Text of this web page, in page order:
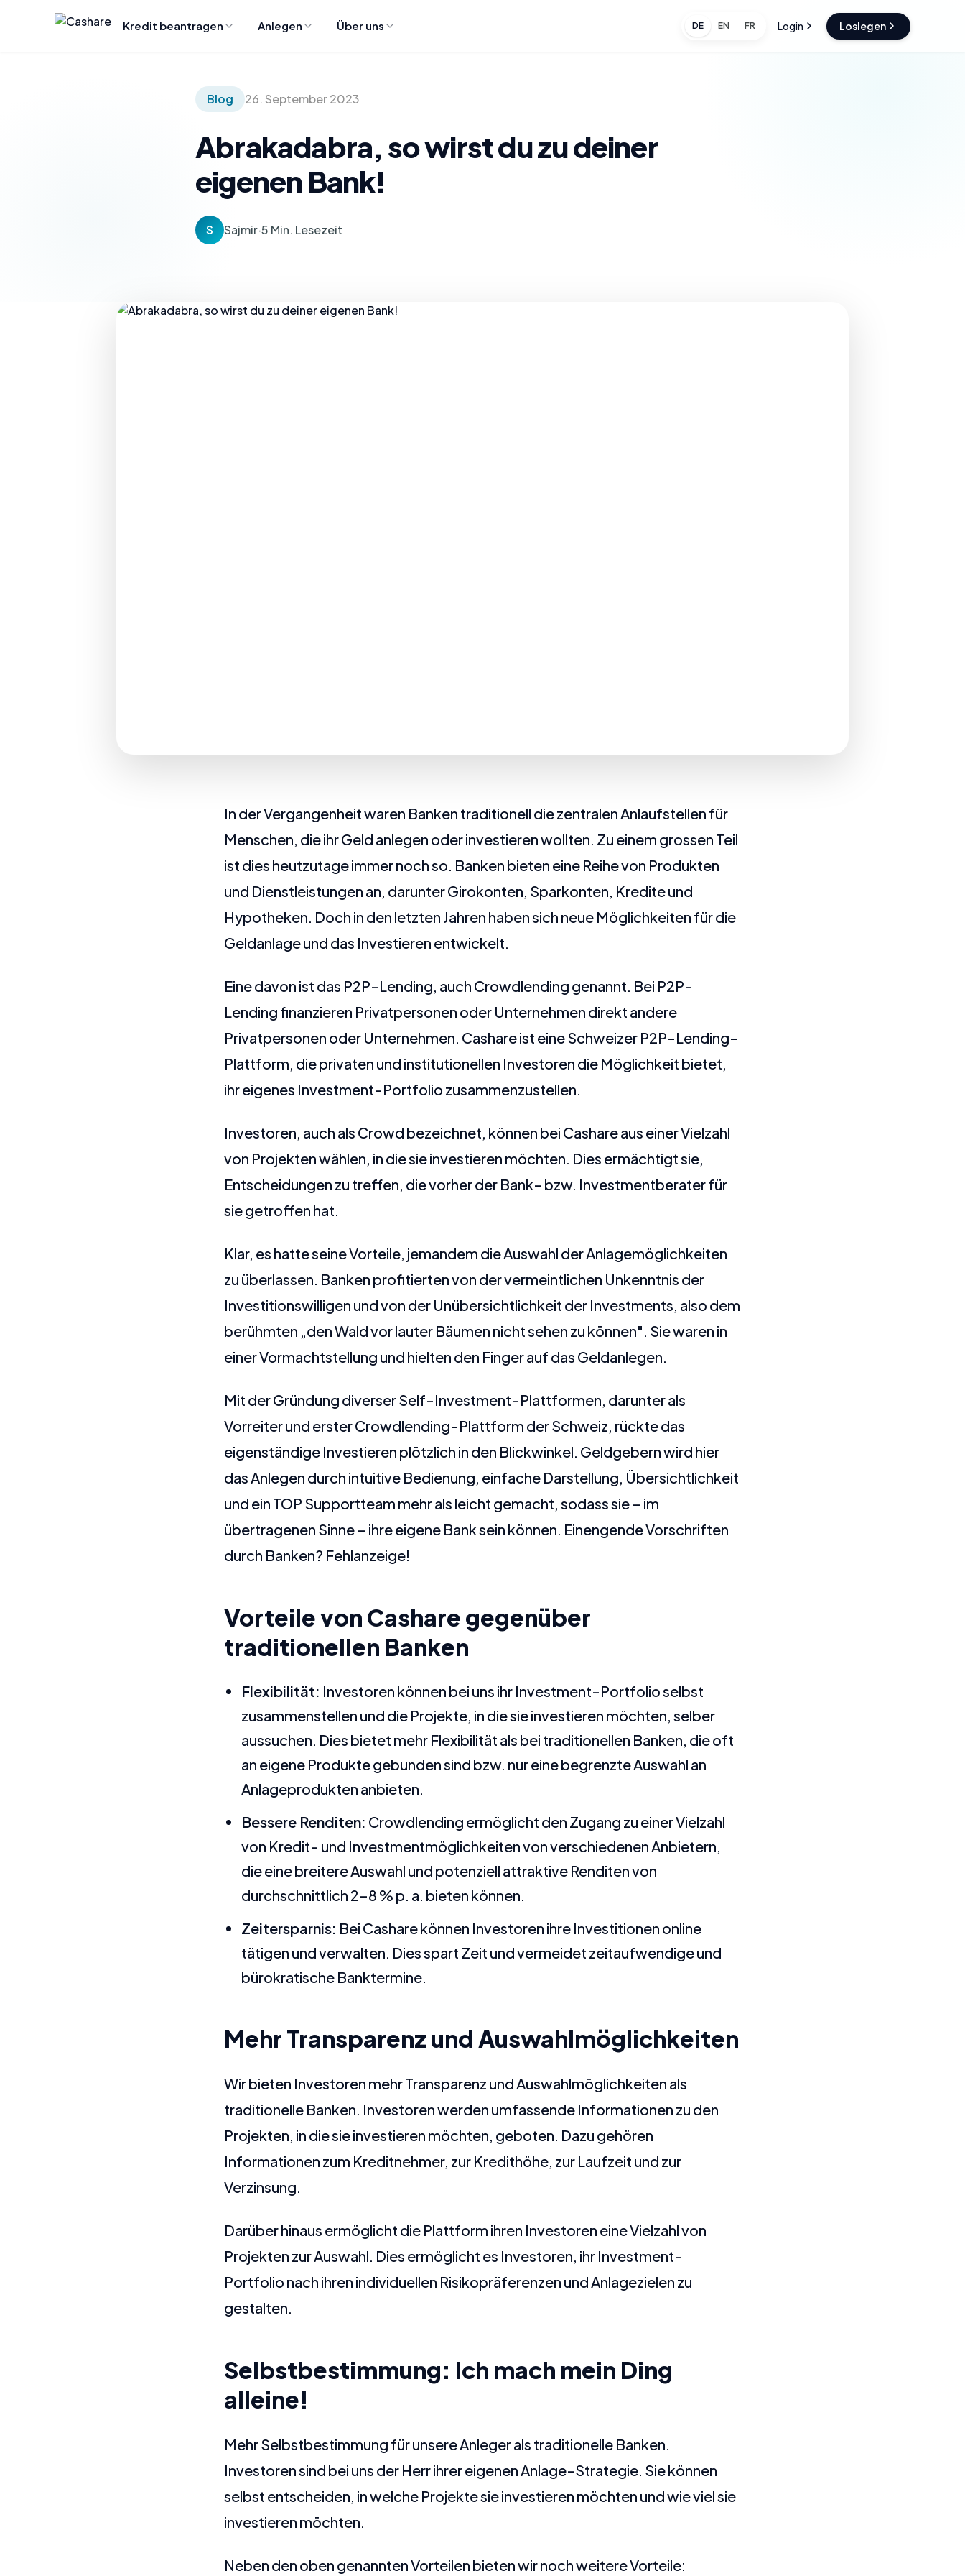
Kredit beantragen Anlegen Über uns DE EN FR Login Loslegen
Blog 26. September 2023
Abrakadabra, so wirst du zu deiner
eigenen Bank!
S Sajmir·5 Min. Lesezeit
In der Vergangenheit waren Banken traditionell die zentralen Anlaufstellen für
Menschen, die ihr Geld anlegen oder investieren wollten. Zu einem grossen Teil
ist dies heutzutage immer noch so. Banken bieten eine Reihe von Produkten
und Dienstleistungen an, darunter Girokonten, Sparkonten, Kredite und
Hypotheken. Doch in den letzten Jahren haben sich neue Möglichkeiten für die
Geldanlage und das Investieren entwickelt.
Eine davon ist das P2P-Lending, auch Crowdlending genannt. Bei P2P-
Lending finanzieren Privatpersonen oder Unternehmen direkt andere
Privatpersonen oder Unternehmen. Cashare ist eine Schweizer P2P-Lending-
Plattform, die privaten und institutionellen Investoren die Möglichkeit bietet,
ihr eigenes Investment-Portfolio zusammenzustellen.
Investoren, auch als Crowd bezeichnet, können bei Cashare aus einer Vielzahl
von Projekten wählen, in die sie investieren möchten. Dies ermächtigt sie,
Entscheidungen zu treffen, die vorher der Bank- bzw. Investmentberater für
sie getroffen hat.
Klar, es hatte seine Vorteile, jemandem die Auswahl der Anlagemöglichkeiten
zu überlassen. Banken profitierten von der vermeintlichen Unkenntnis der
Investitionswilligen und von der Unübersichtlichkeit der Investments, also dem
berühmten „den Wald vor lauter Bäumen nicht sehen zu können". Sie waren in
einer Vormachtstellung und hielten den Finger auf das Geldanlegen.
Mit der Gründung diverser Self-Investment-Plattformen, darunter als
Vorreiter und erster Crowdlending-Plattform der Schweiz, rückte das
eigenständige Investieren plötzlich in den Blickwinkel. Geldgebern wird hier
das Anlegen durch intuitive Bedienung, einfache Darstellung, Übersichtlichkeit
und ein TOP Supportteam mehr als leicht gemacht, sodass sie – im
übertragenen Sinne – ihre eigene Bank sein können. Einengende Vorschriften
durch Banken? Fehlanzeige!
Vorteile von Cashare gegenüber
traditionellen Banken
Flexibilität: Investoren können bei uns ihr Investment-Portfolio selbst
zusammenstellen und die Projekte, in die sie investieren möchten, selber
aussuchen. Dies bietet mehr Flexibilität als bei traditionellen Banken, die oft
an eigene Produkte gebunden sind bzw. nur eine begrenzte Auswahl an
Anlageprodukten anbieten.
Bessere Renditen: Crowdlending ermöglicht den Zugang zu einer Vielzahl
von Kredit- und Investmentmöglichkeiten von verschiedenen Anbietern,
die eine breitere Auswahl und potenziell attraktive Renditen von
durchschnittlich 2–8 % p. a. bieten können.
Zeitersparnis: Bei Cashare können Investoren ihre Investitionen online
tätigen und verwalten. Dies spart Zeit und vermeidet zeitaufwendige und
bürokratische Banktermine.
Mehr Transparenz und Auswahlmöglichkeiten
Wir bieten Investoren mehr Transparenz und Auswahlmöglichkeiten als
traditionelle Banken. Investoren werden umfassende Informationen zu den
Projekten, in die sie investieren möchten, geboten. Dazu gehören
Informationen zum Kreditnehmer, zur Kredithöhe, zur Laufzeit und zur
Verzinsung.
Darüber hinaus ermöglicht die Plattform ihren Investoren eine Vielzahl von
Projekten zur Auswahl. Dies ermöglicht es Investoren, ihr Investment-
Portfolio nach ihren individuellen Risikopräferenzen und Anlagezielen zu
gestalten.
Selbstbestimmung: Ich mach mein Ding
alleine!
Mehr Selbstbestimmung für unsere Anleger als traditionelle Banken.
Investoren sind bei uns der Herr ihrer eigenen Anlage-Strategie. Sie können
selbst entscheiden, in welche Projekte sie investieren möchten und wie viel sie
investieren möchten.
Neben den oben genannten Vorteilen bieten wir noch weitere Vorteile: